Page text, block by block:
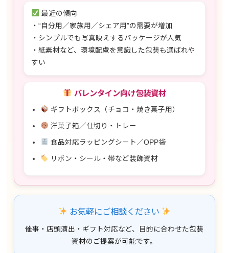
最近の傾向
・“自分用／家族用／シェア用”の需要が増加
・シンプルでも写真映えするパッケージが人気
・紙素材など、環境配慮を意識した包装も選ばれや
すい
バレンタイン向け包装資材
ギフトボックス（チョコ・焼き菓子用）
洋菓子箱／仕切り・トレー
食品対応ラッピングシート／OPP袋
リボン・シール・帯など装飾資材
お気軽にご相談ください
催事・店頭演出・ギフト対応など、目的に合わせた包装
資材のご提案が可能です。